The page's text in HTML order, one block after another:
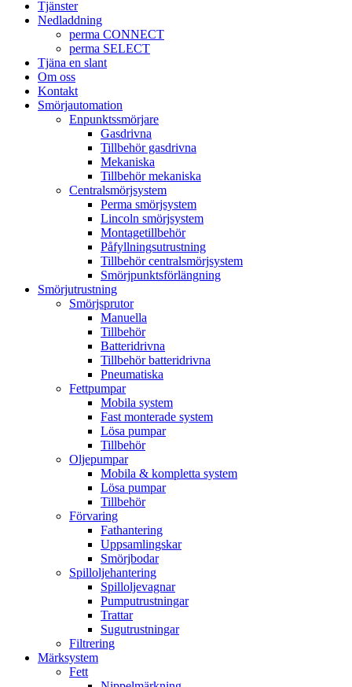
Tjänster
Nedladdning
perma CONNECT
perma SELECT
Tjäna en slant
Om oss
Kontakt
Smörjautomation
Enpunktssmörjare
Gasdrivna
Tillbehör gasdrivna
Mekaniska
Tillbehör mekaniska
Centralsmörjsystem
Perma smörjsystem
Lincoln smörjsystem
Montagetillbehör
Påfyllningsutrustning
Tillbehör centralsmörjsystem
Smörjpunktsförlängning
Smörjutrustning
Smörjsprutor
Manuella
Tillbehör
Batteridrivna
Tillbehör batteridrivna
Pneumatiska
Fettpumpar
Mobila system
Fast monterade system
Lösa pumpar
Tillbehör
Oljepumpar
Mobila & kompletta system
Lösa pumpar
Tillbehör
Förvaring
Fathantering
Uppsamlingskar
Smörjbodar
Spilloljehantering
Spilloljevagnar
Pumputrustningar
Trattar
Sugutrustningar
Filtrering
Märksystem
Fett